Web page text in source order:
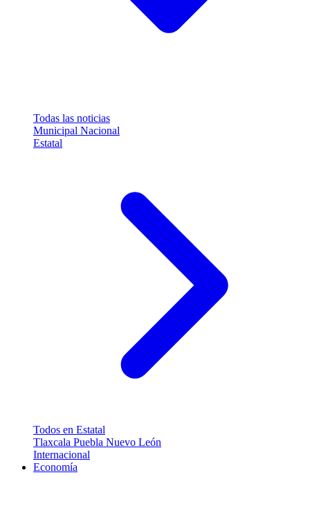
Todas las noticias
Municipal Nacional
Estatal
Todos en Estatal
Tlaxcala Puebla Nuevo León
Internacional
Economía